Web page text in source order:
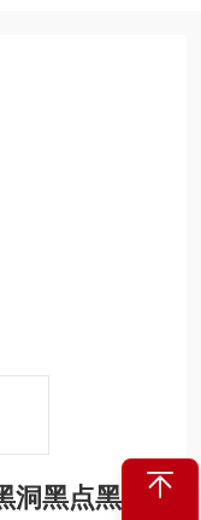
黑点黑斑